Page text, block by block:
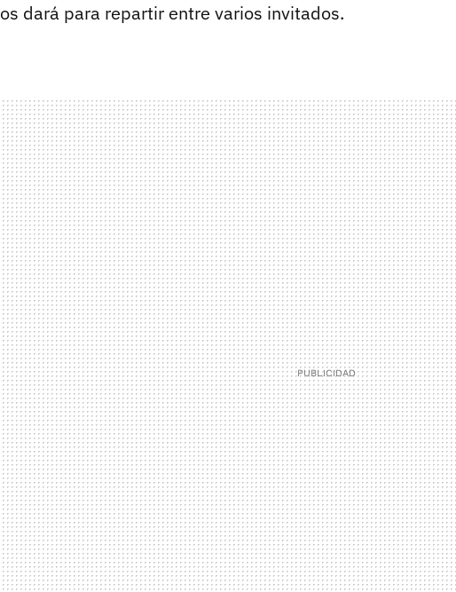
os dará para repartir entre varios invitados.